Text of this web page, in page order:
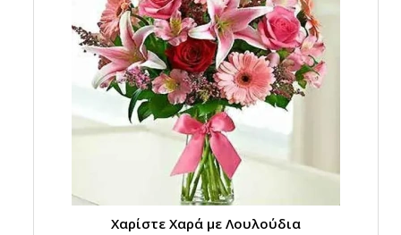
Χαρίστε Χαρά με Λουλούδια